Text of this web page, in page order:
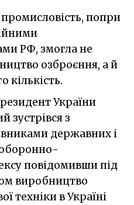
РФ, змогла не
озброєння, а й
кількість.
України
зустрівся з
державних і
повідомивши під
виробництво
техніки в Україні